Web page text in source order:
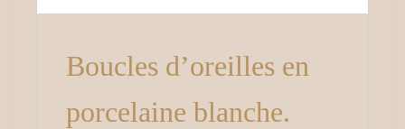
Boucles d’oreilles en
porcelaine blanche.